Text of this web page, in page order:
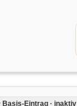
Basis-Eintrag · inaktiv